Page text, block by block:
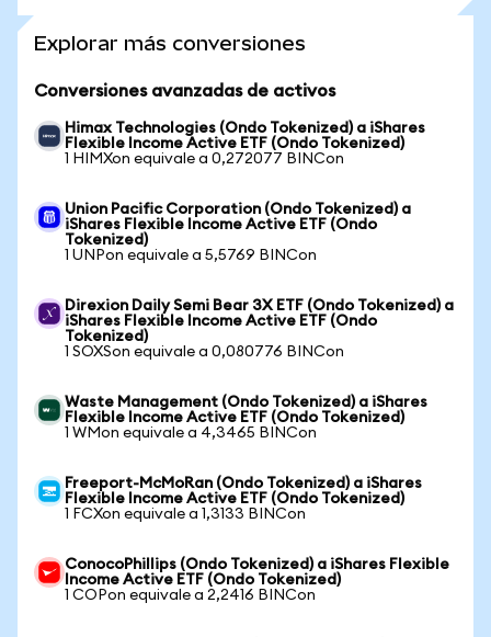
Explorar más conversiones
Conversiones avanzadas de activos
Himax Technologies (Ondo Tokenized) a iShares
Flexible Income Active ETF (Ondo Tokenized)
1 HIMXon equivale a 0,272077 BINCon
Union Pacific Corporation (Ondo Tokenized) a
iShares Flexible Income Active ETF (Ondo
Tokenized)
1 UNPon equivale a 5,5769 BINCon
Direxion Daily Semi Bear 3X ETF (Ondo Tokenized) a
iShares Flexible Income Active ETF (Ondo
Tokenized)
1 SOXSon equivale a 0,080776 BINCon
Waste Management (Ondo Tokenized) a iShares
Flexible Income Active ETF (Ondo Tokenized)
1 WMon equivale a 4,3465 BINCon
Freeport-McMoRan (Ondo Tokenized) a iShares
Flexible Income Active ETF (Ondo Tokenized)
1 FCXon equivale a 1,3133 BINCon
ConocoPhillips (Ondo Tokenized) a iShares Flexible
Income Active ETF (Ondo Tokenized)
1 COPon equivale a 2,2416 BINCon